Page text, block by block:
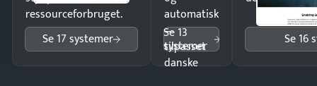
ressourceforbruget.
Se 17 systemer
automatisk
—
tilpasset
danske
Se 13
systemer Se 16